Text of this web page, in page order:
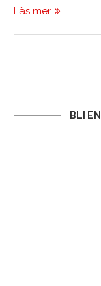
Läs mer
BLI